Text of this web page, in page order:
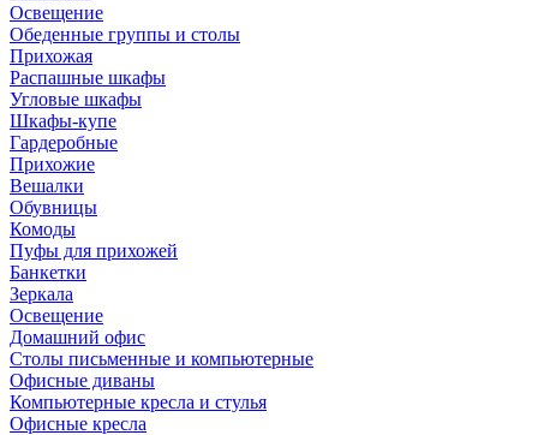
Освещение
Обеденные группы и столы
Прихожая
Распашные шкафы
Угловые шкафы
Шкафы-купе
Гардеробные
Прихожие
Вешалки
Обувницы
Комоды
Пуфы для прихожей
Банкетки
Зеркала
Освещение
Домашний офис
Столы письменные и компьютерные
Офисные диваны
Компьютерные кресла и стулья
Офисные кресла